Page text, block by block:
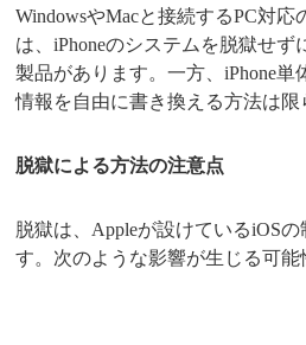
WindowsやMacと接続するPC対応
は、iPhoneのシステムを脱獄せず
製品があります。一方、iPhone単
情報を自由に書き換える方法は限
脱獄による方法の注意点
脱獄は、Appleが設けているiOS
す。次のような影響が生じる可能